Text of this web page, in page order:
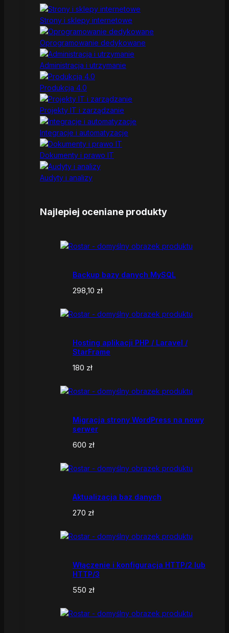
Strony i sklepy internetowe
Oprogramowanie dedykowane
Administracja i utrzymanie
Produkcja 4.0
Projekty IT i zarządzanie
Integracje i automatyzacje
Dokumenty i prawo IT
Audyty i analizy
Najlepiej oceniane produkty
Backup bazy danych MySQL
298,10 zł
Hosting aplikacji PHP / Laravel /
StarFrame
180 zł
Migracja strony WordPress na nowy
serwer
600 zł
Aktualizacja baz danych
270 zł
Włączenie i konfiguracja HTTP/2 lub
HTTP/3
550 zł